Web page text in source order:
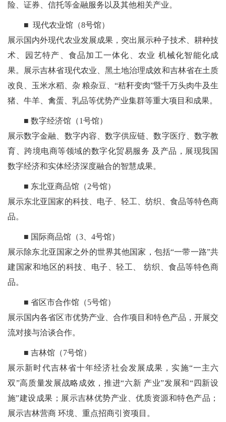
险、证券、信托等金融服务以及其他相关产业。
■ 现代农业馆（8号馆）
展示国内外现代农业发展成果，突出展示种子技术、耕种技
术、园艺特产、食品加工一体化、农业 机械化智能化成
果。展示吉林省现代农业、黑土地治理成效和吉林省在土质
改良、玉米水稻、杂 粮杂豆、“秸秆变肉”暨千万头肉牛及生
猪、牛羊、禽蛋、乳品等优势产业集群等重大项目和成果。
■ 数字经济馆（1号馆）
展示数字金融、数字内容、数字供应链、数字医疗、数字教
育、跨境电商等领域的数字化贸易服务 及产品，展现我国
数字经济和实体经济深度融合的智慧成果。
■ 东北亚商品馆（2号馆）
展示东北亚国家的科技、电子、轻工、纺织、食品等特色商
品。
■ 国际商品馆（3、4号馆）
展示除东北亚国家之外的世界其他国家，包括“一带一路”共
建国家和地区的科技、电子、轻工、 纺织、食品等特色商
品。
■ 省区市合作馆（5号馆）
展示国内各省区市优势产业、合作项目和特色产品，开展交
流对接与洽谈合作。
■ 吉林馆（7号馆）
展示新时代吉林省十年经济社会发展成果，实施“一主六
双”高质量发展战略成效，推进“六新 产业”发展和“四新设
施”建设成果；展示吉林优势产业、优质资源和特色产品；
展示吉林营商 环境、重点招商引资项目。